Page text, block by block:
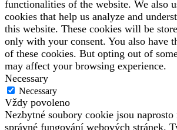
functionalities of the website. We also
cookies that help us analyze and
this website. These cookies will be
only with your consent. You also have
of these cookies. But opting out of
may affect your browsing experience.
Necessary
Necessary
Vždy povoleno
Nezbytné soubory cookie jsou naprosto
správné fungování webových stránek.